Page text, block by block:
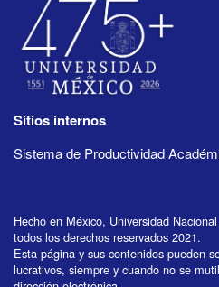
Sitios internos
Sistema de Productividad
Hecho en México, Universidad
todos los derechos reservados 2021.
Esta página y sus contenidos pueden
lucrativos, siempre y cuando no se